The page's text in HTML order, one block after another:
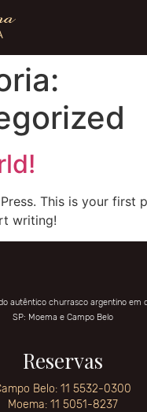
This is your first
writing!
autêntico churrasco argentino em
SP: Moema e Campo Belo
Reservas
Belo: 11 5532-0300
Moema: 11 5051-8237